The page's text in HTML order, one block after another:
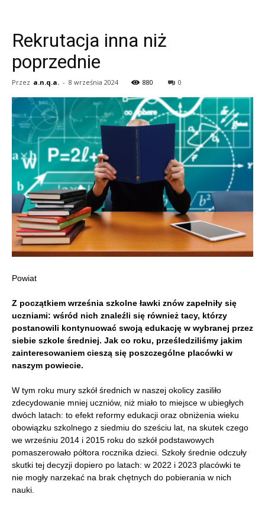
Rekrutacja inna niż
poprzednie
Przez a.n.q.a. - 8 września 2024 880 0
Powiat
Z początkiem września szkolne ławki znów zapełniły się
uczniami: wśród nich znaleźli się również tacy, którzy
postanowili kontynuować swoją edukację w wybranej przez
siebie szkole średniej. Jak co roku, prześledziliśmy jakim
zainteresowaniem cieszą się poszczególne placówki w
naszym powiecie.
W tym roku mury szkół średnich w naszej okolicy zasiliło
zdecydowanie mniej uczniów, niż miało to miejsce w ubiegłych
dwóch latach: to efekt reformy edukacji oraz obniżenia wieku
obowiązku szkolnego z siedmiu do sześciu lat, na skutek czego
we wrześniu 2014 i 2015 roku do szkół podstawowych
pomaszerowało półtora rocznika dzieci. Szkoły średnie odczuły
skutki tej decyzji dopiero po latach: w 2022 i 2023 placówki te
nie mogły narzekać na brak chętnych do pobierania w nich
nauki.